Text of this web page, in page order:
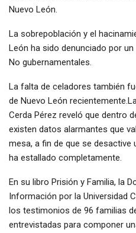
Nuevo León.
La sobrepoblación y el
León ha sido denunciado por
No gubernamentales.
La falta de celadores también
de Nuevo León
Cerda Pérez reveló que dentro
existen datos alarmantes que
mesa, a fin de que se desactive
ha estallado completamente.
En su libro Prisión y Familia, la
Información por la Universidad
los testimonios de 96 familias
entrevistadas para componer